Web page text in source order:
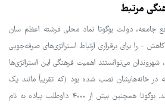
جامعه، دولت بوگوتا نماد محلی فرشته اعظم سان
- را برای برقراری ارتباط استراتژی‌های صرفه‌جویی
شهروندان می‌توانستند اهمیت فرهنگی این استراتژی‌ها
خانه‌هایشان نصب شده بود (که تقریباً مانند یک
nudge عمل می‌کرد!) درک کنند. بوگوتا همچنین بیش از 4000 داوطلب پیاده به نام